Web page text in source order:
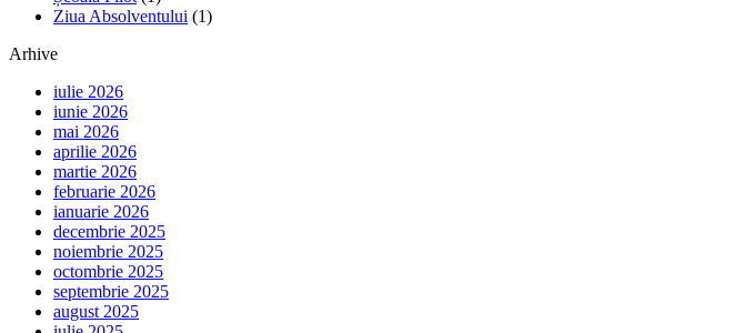
Ziua Absolventului (1)
Arhive
iulie 2026
iunie 2026
mai 2026
aprilie 2026
martie 2026
februarie 2026
ianuarie 2026
decembrie 2025
noiembrie 2025
octombrie 2025
septembrie 2025
august 2025